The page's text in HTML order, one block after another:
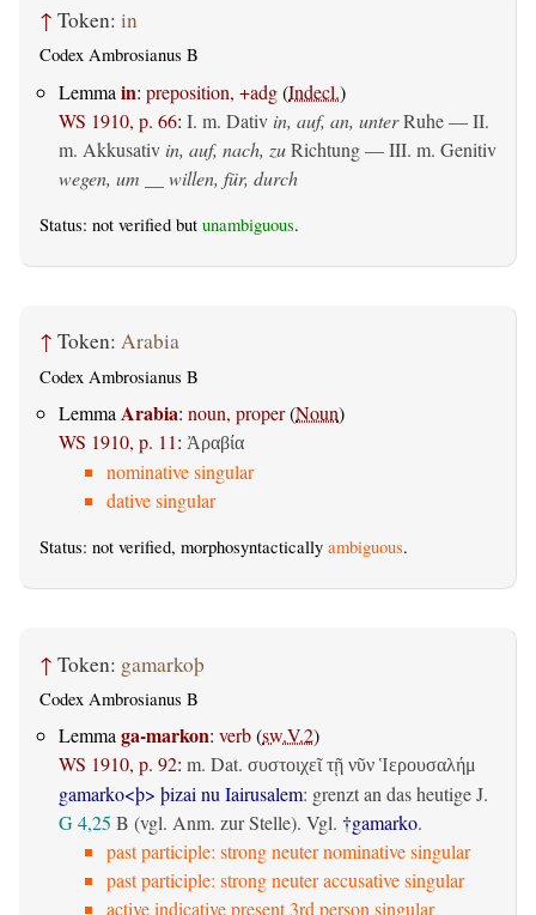
↑ Token: in
Codex Ambrosianus B
Lemma in: preposition, +adg(Indecl.)
WS 1910, p. 66: I. m. Dativ in, auf, an, unterRuhe — II.
m. Akkusativ in, auf, nach, zuRichtung — III. m. Genitiv
wegen, um __ willen, für, durch
Status: not verified but unambiguous.
↑ Token: Arabia
Codex Ambrosianus B
Lemma Arabia: noun, proper(Noun)
WS 1910, p. 11: Ἀραβία
nominative singular
dative singular
Status: not verified, morphosyntactically ambiguous.
↑ Token: gamarkoþ
Codex Ambrosianus B
Lemmaga-markon: verb(sw.V.2)
WS 1910, p. 92: m. Dat. συστοιχεῖ τῇ νῦν Ἱερουσαλήμ
gamarko<þ> þizai nu Iairusalem: grenzt an das heutige J.
G 4,25 B (vgl. Anm. zur Stelle). Vgl. †gamarko.
past participle: strong neuter nominative singular
past participle: strong neuter accusative singular
active indicative present 3rd person singular